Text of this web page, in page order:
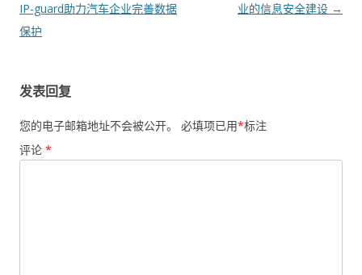
IP-guard助力汽车企业完善数据
保护
业的信息安全建设 →
发表回复
您的电子邮箱地址不会被公开。 必填项已用*标注
评论 *